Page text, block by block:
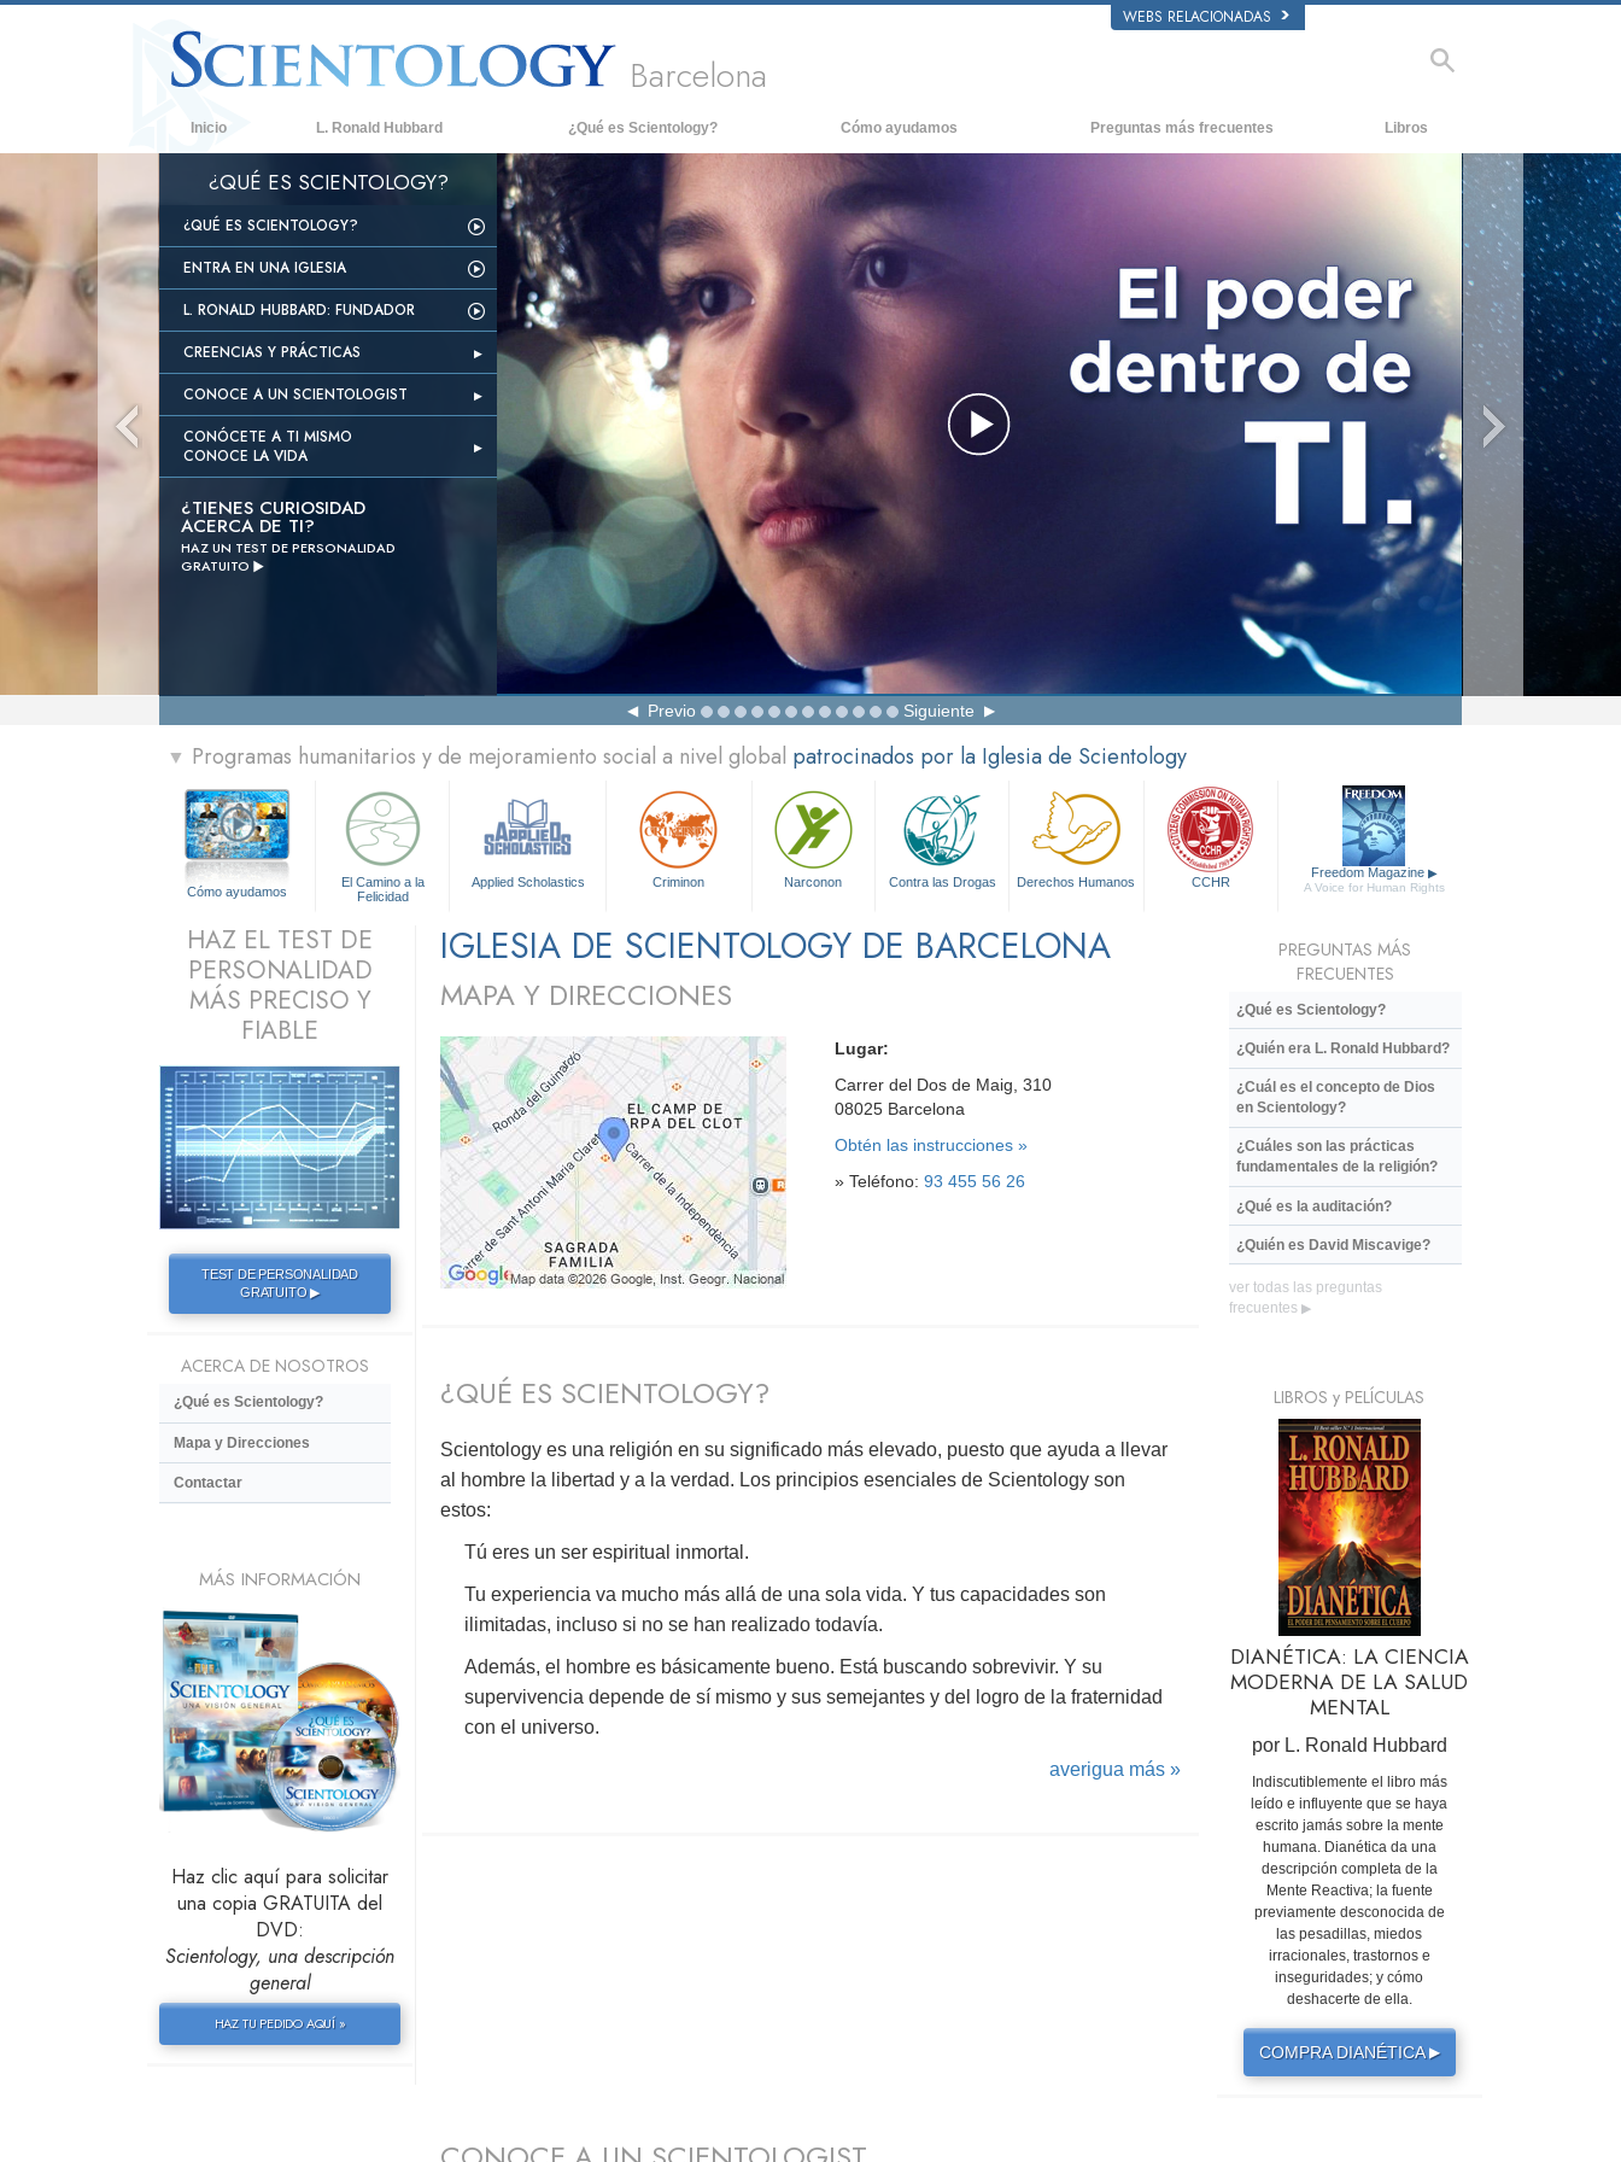
WEBS RELACIONADAS
Barcelona
Inicio L. Ronald Hubbard ¿Qué es Scientology?
Creencias y prácticas
Credos y Códigos de Scientology
Qué dicen los scientologists acerca de
Scientology
Conoce a un Scientologist
Dentro de una Iglesia
Los Principios Básicos de Scientology
Una introducción a Dianética
Amor y Odio:
¿Qué es Grandeza?
Cómo ayudamos Preguntas más frecuentes Libros
Play
¿QUÉ ES SCIENTOLOGY?
¿QUÉ ES SCIENTOLOGY?
ENTRA EN UNA IGLESIA
L. RONALD HUBBARD: FUNDADOR
CREENCIAS Y PRÁCTICAS
CONOCE A UN SCIENTOLOGIST
CONÓCETE A TI MISMO
CONOCE LA VIDA
¿TIENES CURIOSIDAD
ACERCA DE TI?
HAZ UN TEST DE PERSONALIDAD
GRATUITO
Previo Siguiente
▼ Programas humanitarios y de mejoramiento social a nivel global patrocinados por la Iglesia de Scientology
Cómo ayudamos
El Camino a la
Felicidad
Applied Scholastics Criminon Narconon Contra las Drogas Derechos Humanos CCHR
Freedom Magazine ▶
A Voice for Human Rights
IGLESIA DE SCIENTOLOGY DE BARCELONA
MAPA Y DIRECCIONES
Lugar:
Carrer del Dos de Maig, 310
08025 Barcelona
Obtén las instrucciones »
» Teléfono: 93 455 56 26
¿QUÉ ES SCIENTOLOGY?
Scientology es una religión en su significado más elevado, puesto que ayuda a llevar
al hombre la libertad y a la verdad. Los principios esenciales de Scientology son
estos:
Tú eres un ser espiritual inmortal.
Tu experiencia va mucho más allá de una sola vida. Y tus capacidades son
ilimitadas, incluso si no se han realizado todavía.
Además, el hombre es básicamente bueno. Está buscando sobrevivir. Y su
supervivencia depende de sí mismo y sus semejantes y del logro de la fraternidad
con el universo.
averigua más »
HAZ EL TEST DE
PERSONALIDAD
MÁS PRECISO Y
FIABLE
TEST DE PERSONALIDAD
GRATUITO ▶
ACERCA DE NOSOTROS
¿Qué es Scientology?
Mapa y Direcciones
Contactar
MÁS INFORMACIÓN
Haz clic aquí para solicitar
una copia GRATUITA del
DVD:
Scientology, una descripción
general
HAZ TU PEDIDO AQUÍ »
PREGUNTAS MÁS
FRECUENTES
¿Qué es Scientology?
¿Quién era L. Ronald Hubbard?
¿Cuál es el concepto de Dios
en Scientology?
¿Cuáles son las prácticas
fundamentales de la religión?
¿Qué es la auditación?
¿Quién es David Miscavige?
ver todas las preguntas
frecuentes ▶
LIBROS y PELÍCULAS
DIANÉTICA: LA CIENCIA
MODERNA DE LA SALUD
MENTAL
por L. Ronald Hubbard
Indiscutiblemente el libro más
leído e influyente que se haya
escrito jamás sobre la mente
humana. Dianética da una
descripción completa de la
Mente Reactiva; la fuente
previamente desconocida de
las pesadillas, miedos
irracionales, trastornos e
inseguridades; y cómo
deshacerte de ella.
COMPRA DIANÉTICA▶